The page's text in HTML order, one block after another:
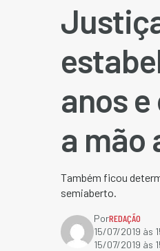
anos
a mão
Também ficou
semiaberto.​
PorREDAÇÃO
15/07/2019 às
15/07/2019 às